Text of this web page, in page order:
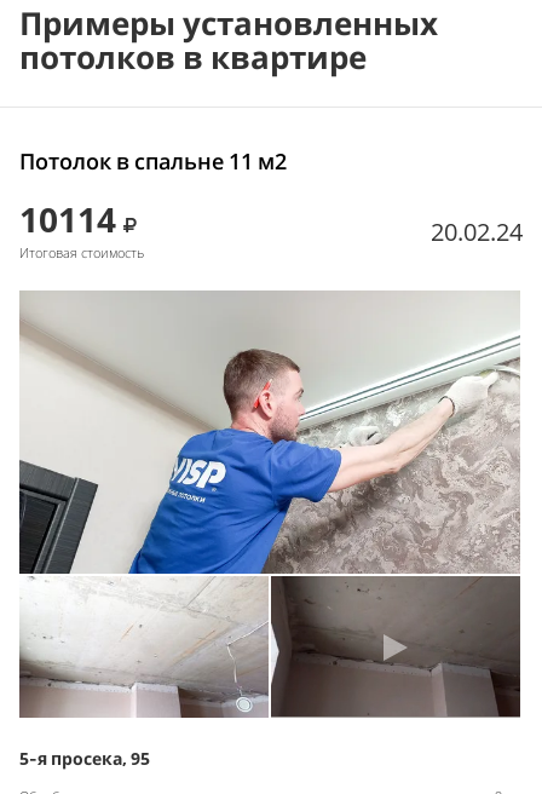
Примеры установленных
потолков в квартире
Потолок в спальне 11 м2
10114
Итоговая стоимость
20.02.24
5-я просека, 95